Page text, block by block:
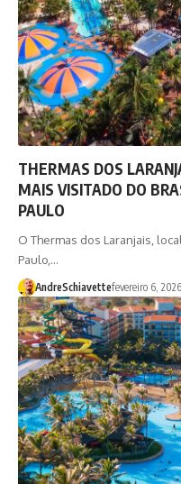
THERMAS DOS
MAIS VISITADO DO
PAULO
O Thermas dos Laranjais,
Paulo,…
AndreSchiavettefevereiro 6, 2026